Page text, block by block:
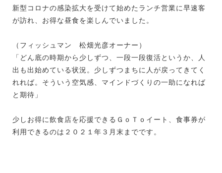
新型コロナの感染拡大を受けて始めたランチ営業に早速客
が訪れ、お得な昼食を楽しんでいました。
（フィッシュマン 松畑光彦オーナー）
「どん底の時期から少しずつ、一段一段復活というか、人
出も出始めている状況。少しずつまちに人が戻ってきてく
れれば。そういう空気感、マインドづくりの一助になれば
と期待」
少しお得に飲食店を応援できるＧｏＴｏイート、食事券が
利用できるのは２０２１年３月末までです。